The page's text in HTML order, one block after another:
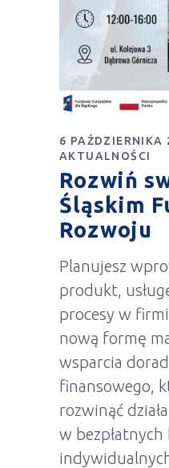
6 PAŹDZIERNIKA
AKTUALNOŚCI
Rozwiń
Śląskim
Rozwoju
Planujesz
produkt,
procesy w
nową formę
wsparcia
finansowego,
rozwinąć
w